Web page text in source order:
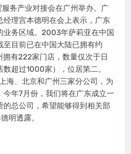
务产业对接会在广州举办。广
经理宫本德明在会上表示，广东
业务区域。2003年萨莉亚在中国
至目前已在中国大陆已拥有约
有222家门店，数量仅次于日
超过1000家），位居第二。
海、北京和广州三家分公司，为
今年7月份，我们将在广东成立一
总公司，希望能够得到相关部
明透露。